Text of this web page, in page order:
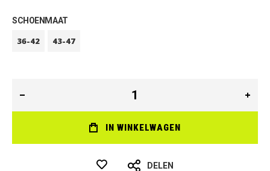
SCHOENMAAT
36-42 43-47
IN WINKELWAGEN
DELEN